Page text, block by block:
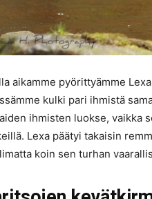
aikamme pyörittyämme
kulki pari ihmistä
ihmisten luokse, vaikka
Lexa päätyi takaisin
koin sen turhan